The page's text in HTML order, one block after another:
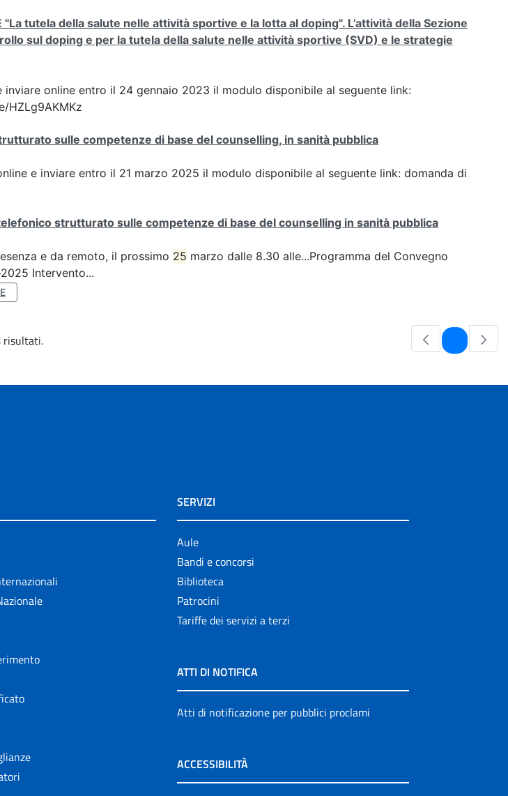
"La tutela della salute nelle attività sportive e la lotta al doping". L’attività della Sezione
sul doping e per la tutela della salute nelle attività sportive (SVD) e le strategie
inviare online entro il 24 gennaio 2023 il modulo disponibile al seguente link:
HZLg9AKMKz
sulle competenze di base del counselling, in sanità pubblica
e inviare entro il 21 marzo 2025 il modulo disponibile al seguente link: domanda di
strutturato sulle competenze di base del counselling in sanità pubblica
e da remoto, il prossimo 25 marzo dalle 8.30 alle...Programma del Convegno
Intervento...
risultati. Pagina
SERVIZI
Aule
Bandi e concorsi
Biblioteca
Patrocini
Tariffe dei servizi a terzi
ATTI DI NOTIFICA
Atti di notificazione per pubblici proclami
ACCESSIBILITÀ